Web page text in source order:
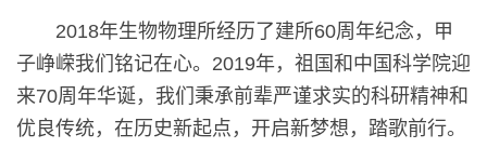
2018年生物物理所经历了建所60周年纪念，甲
子峥嵘我们铭记在心。2019年，祖国和中国科学院迎
来70周年华诞，我们秉承前辈严谨求实的科研精神和
优良传统，在历史新起点，开启新梦想，踏歌前行。